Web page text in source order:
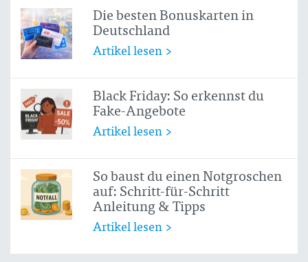
Die besten Bonuskarten in
Deutschland
Artikel lesen >
Black Friday: So erkennst du
Fake-Angebote
Artikel lesen >
So baust du einen Notgroschen
auf: Schritt-für-Schritt
Anleitung & Tipps
Artikel lesen >